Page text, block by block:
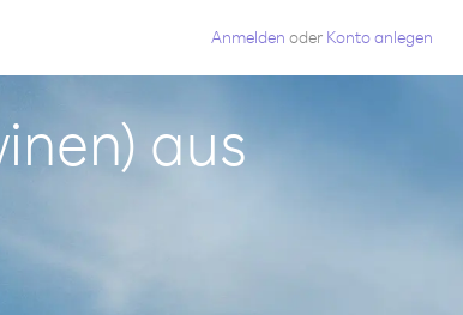
Anmelden oder Konto anlegen
aus